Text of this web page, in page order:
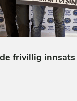
frivillig innsats